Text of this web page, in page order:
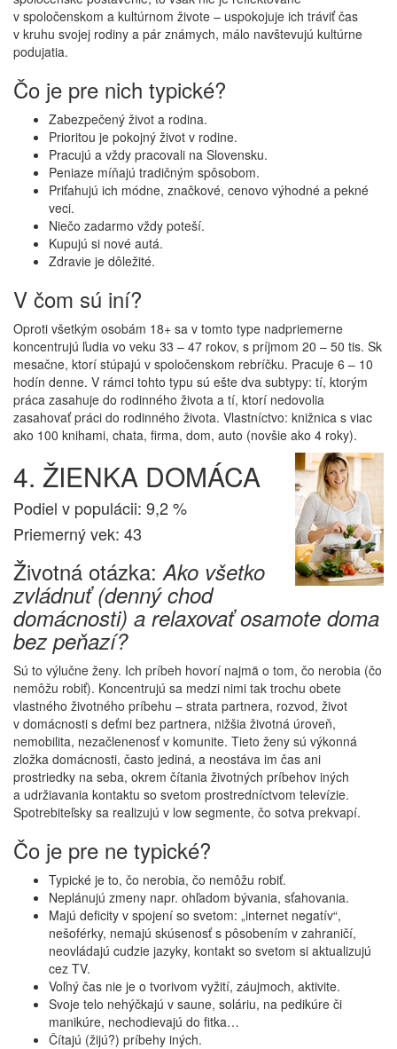
v spoločenskom a kultúrnom živote – uspokojuje ich tráviť čas
v kruhu svojej rodiny a pár známych, málo navštevujú kultúrne
podujatia.
Čo je pre nich typické?
Zabezpečený život a rodina.
Prioritou je pokojný život v rodine.
Pracujú a vždy pracovali na Slovensku.
Peniaze míňajú tradičným spôsobom.
Priťahujú ich módne, značkové, cenovo výhodné a pekné
veci.
Niečo zadarmo vždy poteší.
Kupujú si nové autá.
Zdravie je dôležité.
V čom sú iní?
Oproti všetkým osobám 18+ sa v tomto type nadpriemerne
koncentrujú ľudia vo veku 33 – 47 rokov, s príjmom 20 – 50 tis. Sk
mesačne, ktorí stúpajú v spoločenskom rebríčku. Pracuje 6 – 10
hodín denne. V rámci tohto typu sú ešte dva subtypy: tí, ktorým
práca zasahuje do rodinného života a tí, ktorí nedovolia
zasahovať práci do rodinného života. Vlastníctvo: knižnica s viac
ako 100 knihami, chata, firma, dom, auto (novšie ako 4 roky).
4. ŽIENKA DOMÁCA
Podiel v populácii: 9,2 %
Priemerný vek: 43
Životná otázka:Ako všetko
zvládnuť (denný chod
domácnosti) a relaxovať osamote doma
bez peňazí?
Sú to výlučne ženy. Ich príbeh hovorí najmä o tom, čo nerobia (čo
nemôžu robiť). Koncentrujú sa medzi nimi tak trochu obete
vlastného životného príbehu – strata partnera, rozvod, život
v domácnosti s deťmi bez partnera, nižšia životná úroveň,
nemobilita, nezačlenenosť v komunite. Tieto ženy sú výkonná
zložka domácnosti, často jediná, a neostáva im čas ani
prostriedky na seba, okrem čítania životných príbehov iných
a udržiavania kontaktu so svetom prostredníctvom televízie.
Spotrebiteľsky sa realizujú v low segmente, čo sotva prekvapí.
Čo je pre ne typické?
Typické je to, čo nerobia, čo nemôžu robiť.
Neplánujú zmeny napr. ohľadom bývania, sťahovania.
Majú deficity v spojení so svetom: „internet negatív“,
nešoférky, nemajú skúsenosť s pôsobením v zahraničí,
neovládajú cudzie jazyky, kontakt so svetom si aktualizujú
cez TV.
Voľný čas nie je o tvorivom vyžití, záujmoch, aktivite.
Svoje telo nehýčkajú v saune, soláriu, na pedikúre či
manikúre, nechodievajú do fitka…
Čítajú (žijú?) príbehy iných.